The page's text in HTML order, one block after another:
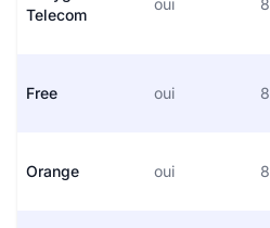
Telecom
oui
Free oui
Orange oui